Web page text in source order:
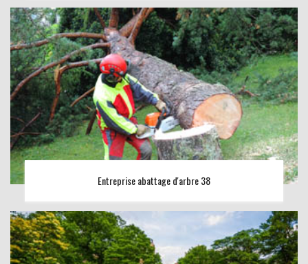
Entreprise abattage d'arbre 38